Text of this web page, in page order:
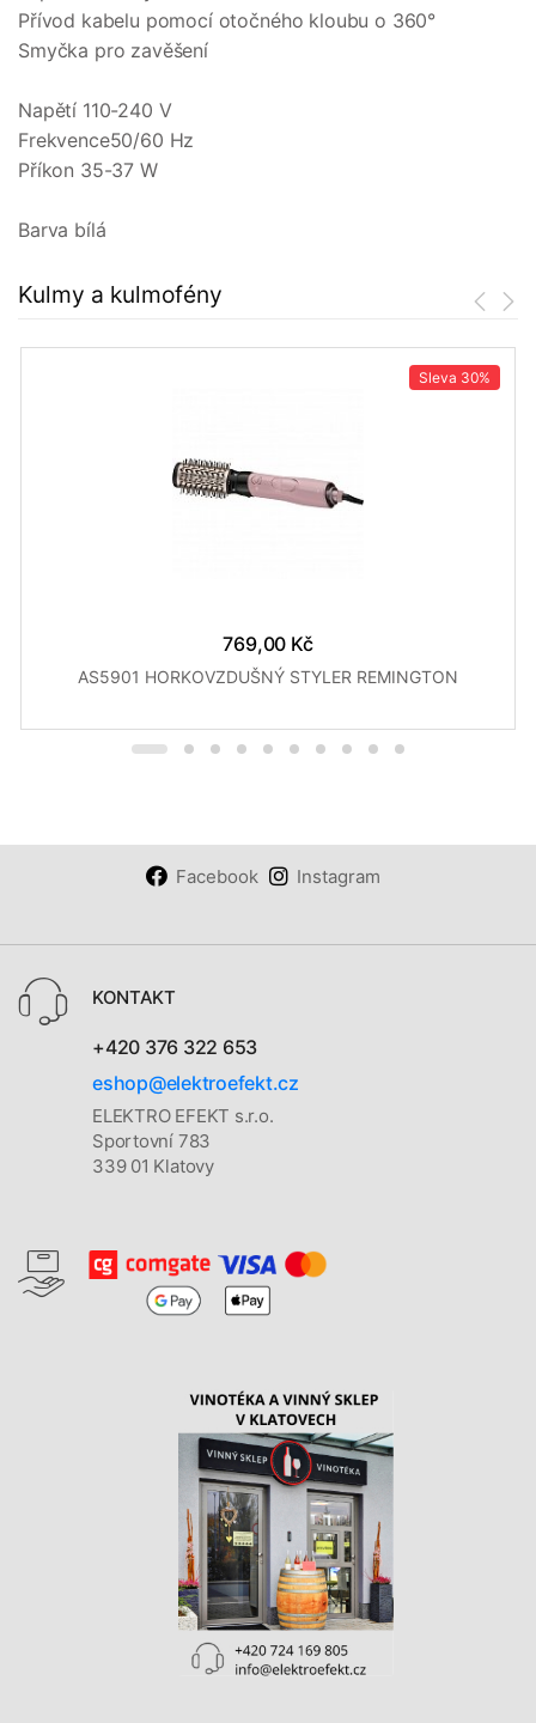
Přívod kabelu pomocí otočného kloubu o 360°
Smyčka pro zavěšení
Napětí 110-240 V
Frekvence50/60 Hz
Příkon 35-37 W
Barva bílá
Kulmy a kulmofény
Sleva 30%
769,00 Kč
AS5901 HORKOVZDUŠNÝ STYLER REMINGTON
Facebook Instagram
KONTAKT
+420 376 322 653
eshop@elektroefekt.cz
ELEKTRO EFEKT s.r.o.
Sportovní 783
339 01 Klatovy